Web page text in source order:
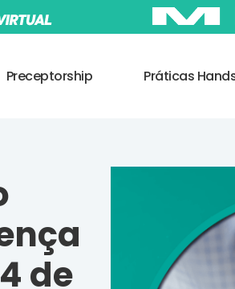
Preceptorship Práticas
de